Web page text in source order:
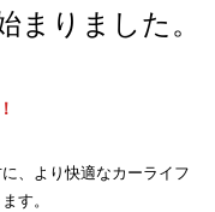
まりました。
、より快適なカーライフ
す。